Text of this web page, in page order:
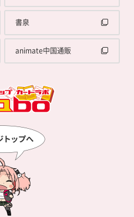
書泉
animate中国通販